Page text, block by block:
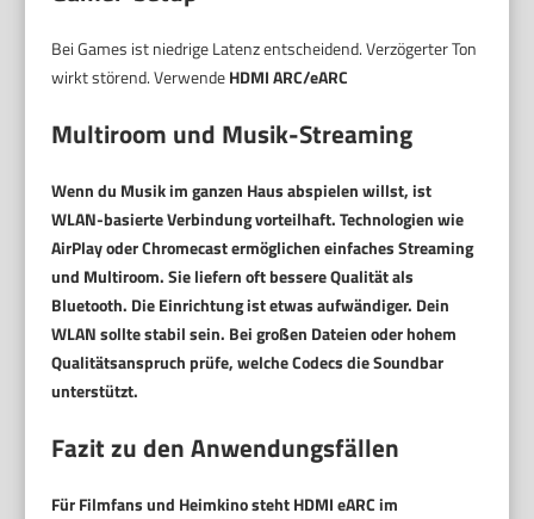
Bei Games ist niedrige Latenz entscheidend. Verzögerter Ton
wirkt störend. VerwendeHDMI ARC/eARC
Multiroom und Musik-Streaming
Wenn du Musik im ganzen Haus abspielen willst, ist
WLAN-basierte Verbindung vorteilhaft. Technologien wie
AirPlay oder Chromecast ermöglichen einfaches Streaming
und Multiroom. Sie liefern oft bessere Qualität als
Bluetooth. Die Einrichtung ist etwas aufwändiger. Dein
WLAN sollte stabil sein. Bei großen Dateien oder hohem
Qualitätsanspruch prüfe, welche Codecs die Soundbar
unterstützt.
Fazit zu den Anwendungsfällen
Für Filmfans und Heimkino stehtHDMI eARCim